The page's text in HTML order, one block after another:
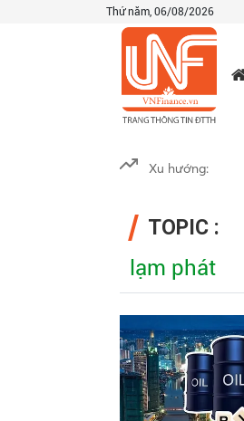
Thứ năm, 06/08/2026
Xu hướng:
TOPIC :
lạm phát